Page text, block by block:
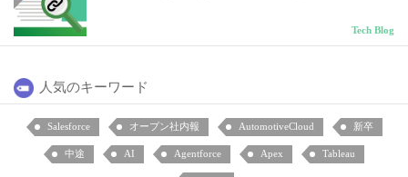
Tech Blog
人気のキーワード
Salesforce オープン社内報 AutomotiveCloud 新卒
中途 AI Agentforce Apex Tableau